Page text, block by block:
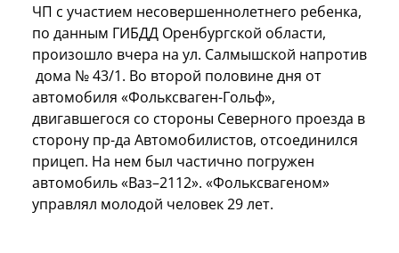
ЧП с участием несовершеннолетнего ребенка,
по данным ГИБДД Оренбургской области,
произошло вчера на ул. Салмышской напротив
дома № 43/1. Во второй половине дня от
автомобиля «Фольксваген-Гольф»,
двигавшегося со стороны Северного проезда в
сторону пр-да Автомобилистов, отсоединился
прицеп. На нем был частично погружен
автомобиль «Ваз–2112». «Фольксвагеном»
управлял молодой человек 29 лет.